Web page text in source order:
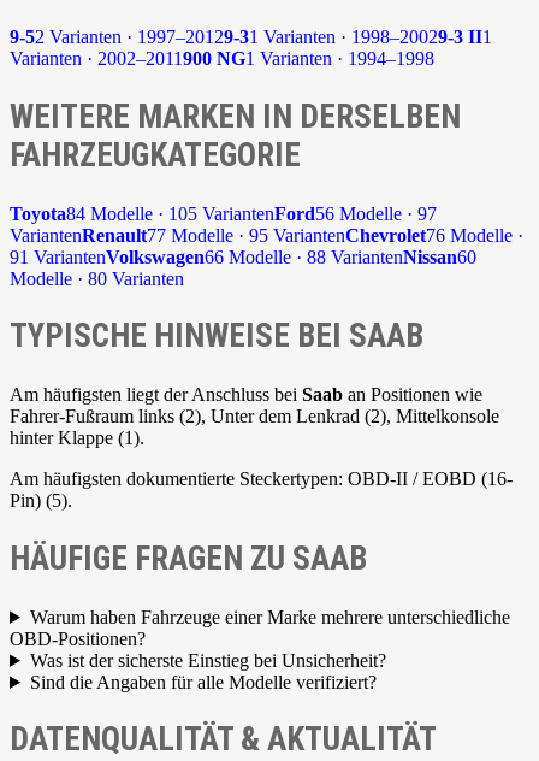
9-52 Varianten · 1997–20129-31 Varianten · 1998–20029-3 II1
Varianten · 2002–2011900 NG1 Varianten · 1994–1998
WEITERE MARKEN IN DERSELBEN
FAHRZEUGKATEGORIE
Toyota84 Modelle · 105 VariantenFord56 Modelle · 97
VariantenRenault77 Modelle · 95 VariantenChevrolet76 Modelle ·
91 VariantenVolkswagen66 Modelle · 88 VariantenNissan60
Modelle · 80 Varianten
TYPISCHE HINWEISE BEI SAAB
Am häufigsten liegt der Anschluss bei Saab an Positionen wie
Fahrer-Fußraum links (2), Unter dem Lenkrad (2), Mittelkonsole
hinter Klappe (1).
Am häufigsten dokumentierte Steckertypen: OBD-II / EOBD (16-
Pin) (5).
HÄUFIGE FRAGEN ZU SAAB
Warum haben Fahrzeuge einer Marke mehrere unterschiedliche
OBD-Positionen?
Was ist der sicherste Einstieg bei Unsicherheit?
Sind die Angaben für alle Modelle verifiziert?
DATENQUALITÄT & AKTUALITÄT